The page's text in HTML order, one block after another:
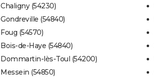
Chaligny (54230)
Gondreville (54840)
Foug (54570)
Bois-de-Haye (54840)
Dommartin-lès-Toul (54200)
Messein (54850)